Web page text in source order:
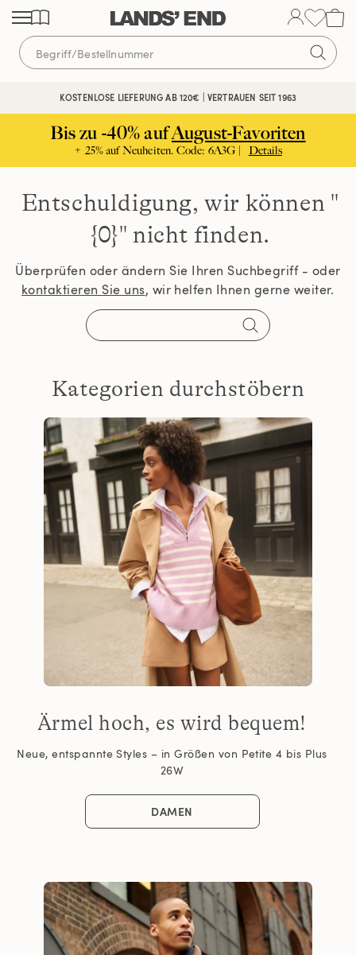
Direkt
zum
Inhalt
Direkt
zur
Navigation
Direkt
zur
Suche
KOSTENLOSE LIEFERUNG AB 120€ | VERTRAUEN SEIT 1963
Bis zu -40% aufAugust-Favoriten
+ 25% auf Neuheiten. Code: 6A3G | Details
Entschuldigung, wir können "
{0}" nicht finden.
Überprüfen oder ändern Sie Ihren Suchbegriff - oder
kontaktieren Sie uns, wir helfen Ihnen gerne weiter.
Kategorien durchstöbern
Ärmel hoch, es wird bequem!
Neue, entspannte Styles – in Größen von Petite 4 bis Plus
26W
DAMEN